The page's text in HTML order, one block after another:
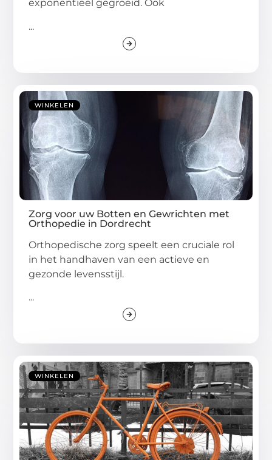
exponentieel gegroeid. Ook
...
WINKELEN
Zorg voor uw Botten en Gewrichten met
Orthopedie in Dordrecht
Orthopedische zorg speelt een cruciale rol
in het handhaven van een actieve en
gezonde levensstijl.
...
WINKELEN